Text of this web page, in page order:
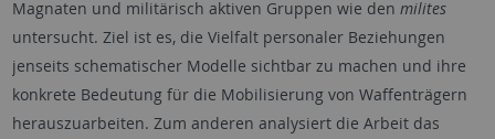
Magnaten und militärisch aktiven Gruppen wie den milites
untersucht. Ziel ist es, die Vielfalt personaler Beziehungen
jenseits schematischer Modelle sichtbar zu machen und ihre
konkrete Bedeutung für die Mobilisierung von Waffenträgern
herauszuarbeiten. Zum anderen analysiert die Arbeit das